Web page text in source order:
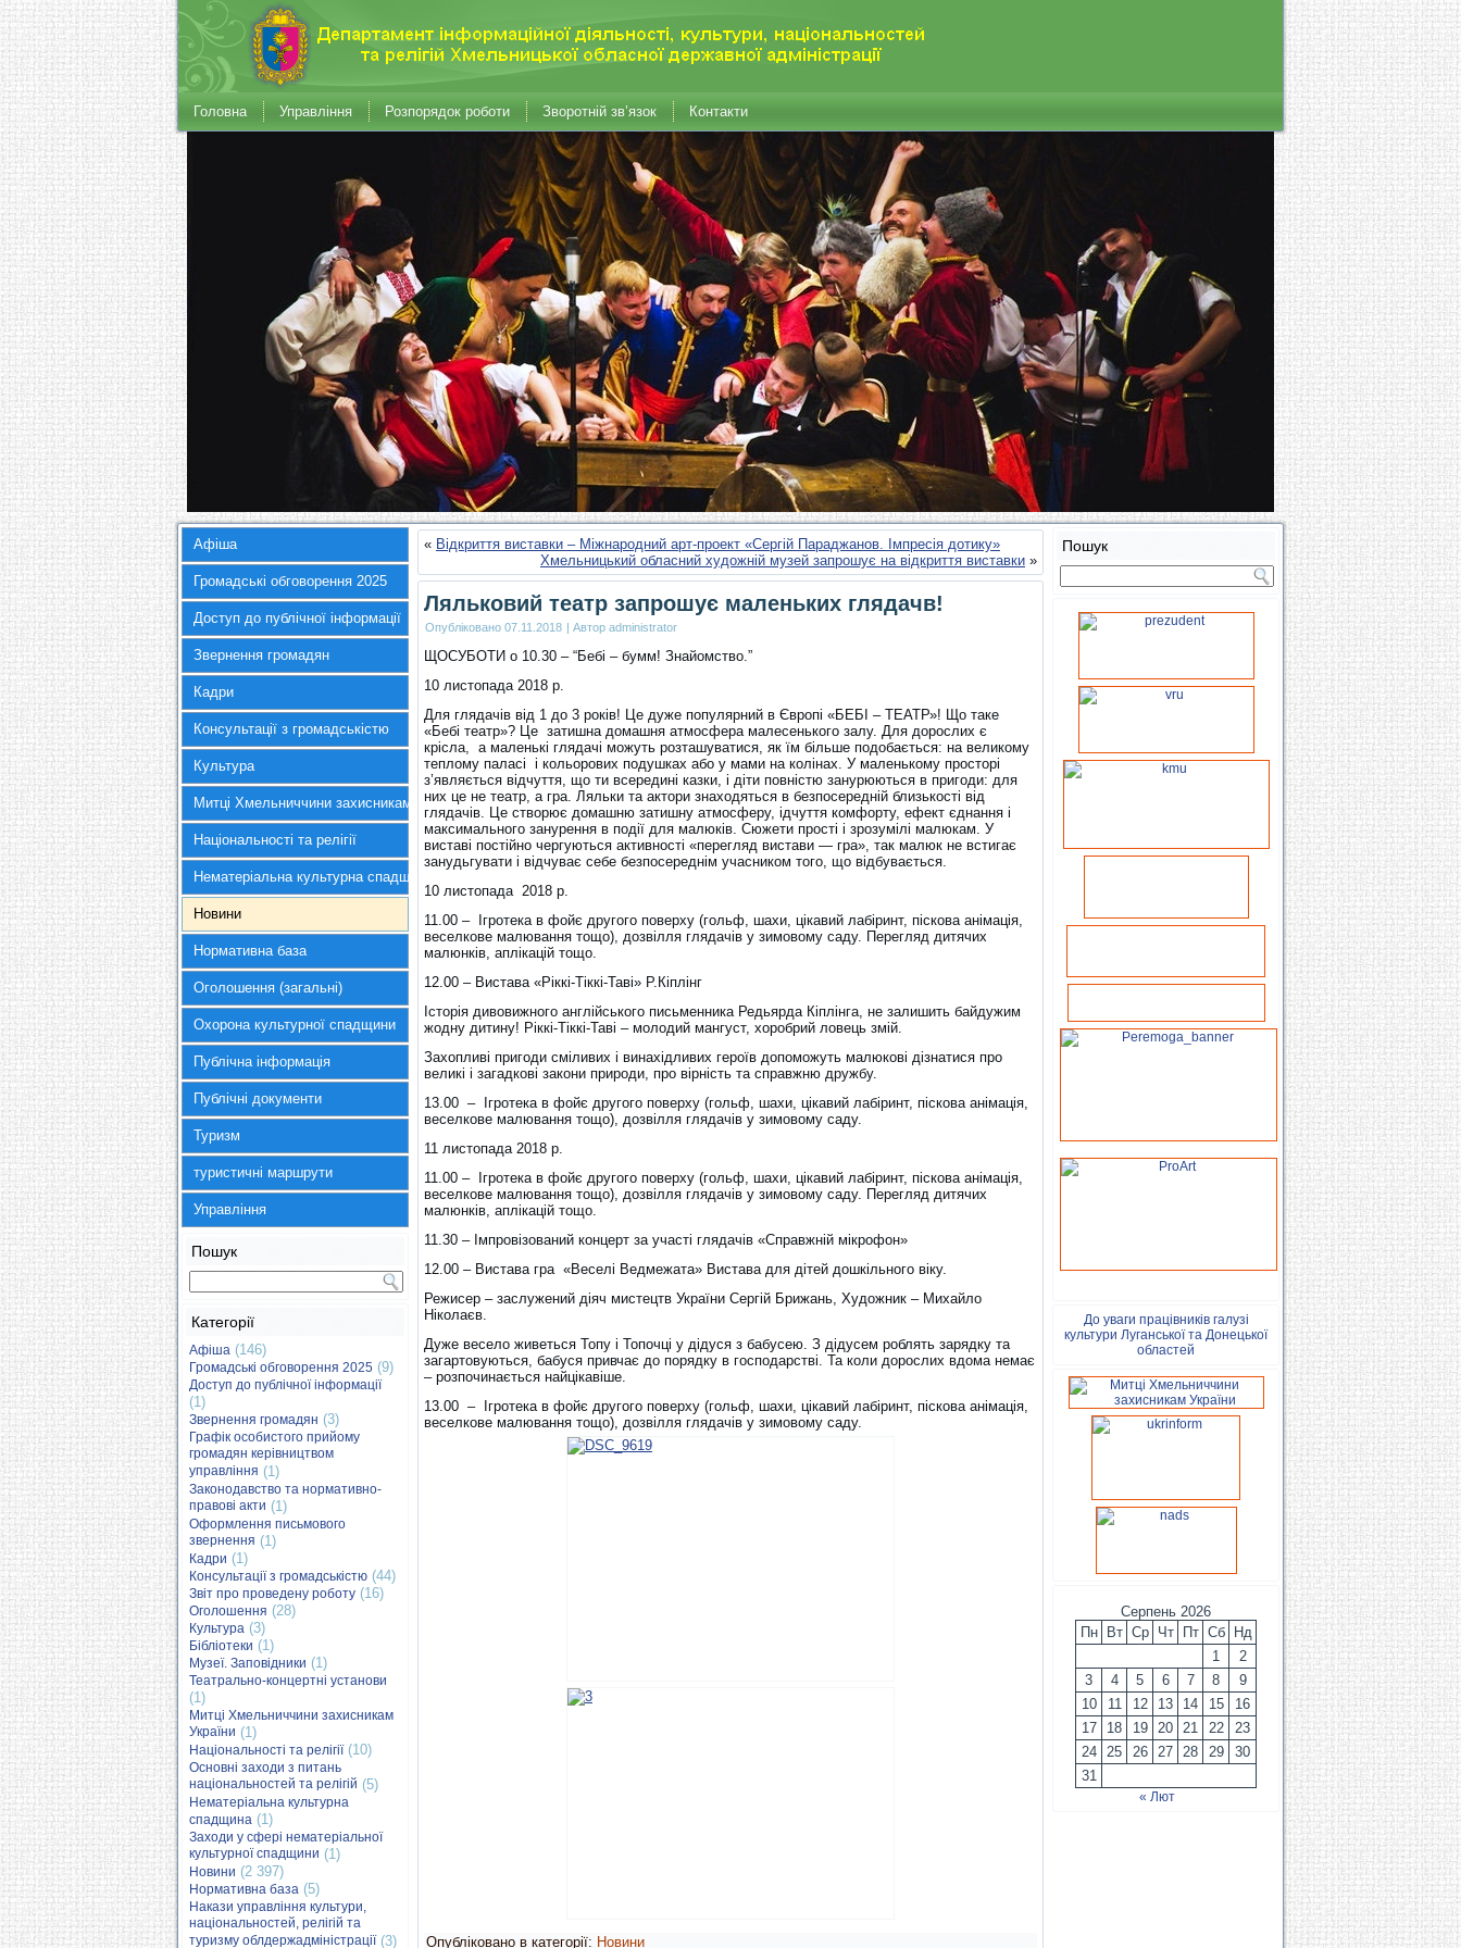
Головна Управління Розпорядок роботи Зворотній зв’язок Контакти
Афіша
Громадські обговорення 2025
Доступ до публічної інформації
Звернення громадян
Кадри
Консультації з громадськістю
Культура
Митці Хмельниччини захисникам України
Національності та релігії
Нематеріальна культурна спадщина
Новини
Нормативна база
Оголошення (загальні)
Охорона культурної спадщини
Публічна інформація
Публічні документи
Туризм
туристичні маршрути
Управління
Пошук
Категорії
Афіша (146)
Громадські обговорення 2025 (9)
Доступ до публічної інформації
(1)
Звернення громадян (3)
Графік особистого прийому
громадян керівництвом
управління (1)
Законодавство та нормативно-
правові акти (1)
Оформлення письмового
звернення (1)
Кадри (1)
Консультації з громадськістю (44)
Звіт про проведену роботу (16)
Оголошення (28)
Культура (3)
Бібліотеки (1)
Музеї. Заповідники (1)
Театрально-концертні установи
(1)
Митці Хмельниччини захисникам
України (1)
Національності та релігії(10)
Основні заходи з питань
національностей та релігій (5)
Нематеріальна культурна
спадщина (1)
Заходи у сфері нематеріальної
культурної спадщини (1)
Новини (2 397)
Нормативна база (5)
Накази управління культури,
національностей, релігій та
туризму облдержадміністрації(3)
« Відкриття виставки – Міжнародний арт-проект «Сергій Параджанов. Імпресія дотику»
Хмельницький обласний художній музей запрошує на відкриття виставки »
Ляльковий театр запрошує маленьких глядачв!
Опубліковано 07.11.2018 | Автор administrator
ЩОСУБОТИ о 10.30 – “Бебі – бумм! Знайомство.”
10 листопада 2018 р.
Для глядачів від 1 до 3 років! Це дуже популярний в Європі «БЕБІ – ТЕАТР»! Що таке
«Бебі театр»? Це затишна домашня атмосфера малесенького залу. Для дорослих є
крісла, а маленькі глядачі можуть розташуватися, як їм більше подобається: на великому
теплому паласі і кольорових подушках або у мами на колінах. У маленькому просторі
з’являється відчуття, що ти всередині казки, і діти повністю занурюються в пригоди: для
них це не театр, а гра. Ляльки та актори знаходяться в безпосередній близькості від
глядачів. Це створює домашню затишну атмосферу, ідчуття комфорту, ефект єднання і
максимального занурення в події для малюків. Сюжети прості і зрозумілі малюкам. У
виставі постійно чергуються активності «перегляд вистави — гра», так малюк не встигає
занудьгувати і відчуває себе безпосереднім учасником того, що відбувається.
10 листопада 2018 р.
11.00 – Ігротека в фойє другого поверху (гольф, шахи, цікавий лабіринт, піскова анімація,
веселкове малювання тощо), дозвілля глядачів у зимовому саду. Перегляд дитячих
малюнків, аплікацій тощо.
12.00 – Вистава «Ріккі-Тіккі-Таві» Р.Кіплінг
Історія дивовижного англійського письменника Редьярда Кіплінга, не залишить байдужим
жодну дитину! Ріккі-Тіккі-Таві – молодий мангуст, хоробрий ловець змій.
Захопливі пригоди сміливих і винахідливих героїв допоможуть малюкові дізнатися про
великі і загадкові закони природи, про вірність та справжню дружбу.
13.00 – Ігротека в фойє другого поверху (гольф, шахи, цікавий лабіринт, піскова анімація,
веселкове малювання тощо), дозвілля глядачів у зимовому саду.
11 листопада 2018 р.
11.00 – Ігротека в фойє другого поверху (гольф, шахи, цікавий лабіринт, піскова анімація,
веселкове малювання тощо), дозвілля глядачів у зимовому саду. Перегляд дитячих
малюнків, аплікацій тощо.
11.30 – Імпровізований концерт за участі глядачів «Справжній мікрофон»
12.00 – Вистава гра «Веселі Ведмежата» Вистава для дітей дошкільного віку.
Режисер – заслужений діяч мистецтв України Сергій Брижань, Художник – Михайло
Ніколаєв.
Дуже весело живеться Топу і Топочці у дідуся з бабусею. З дідусем роблять зарядку та
загартовуються, бабуся привчає до порядку в господарстві. Та коли дорослих вдома немає
– розпочинається найцікавіше.
13.00 – Ігротека в фойє другого поверху (гольф, шахи, цікавий лабіринт, піскова анімація,
веселкове малювання тощо), дозвілля глядачів у зимовому саду.
Опубліковано в категорії: Новини
Пошук
До уваги працівників галузі
культури Луганської та Донецької
областей
Серпень 2026
Пн
Вт Ср Чт Пт Сб
Нд
1
2
3
4 5 6 7 8
9
10
11 12 13 14 15
16
17
18 19 20 21 22
23
24
25 26 27 28 29
30
31
« Лют